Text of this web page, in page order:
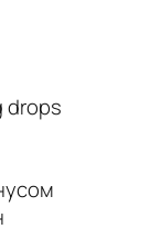
drops